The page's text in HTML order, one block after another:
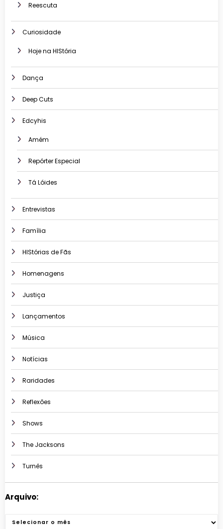
Reescuta
Curiosidade
Hoje na HIStória
Dança
Deep Cuts
Edcyhis
Amém
Repórter Especial
Tá Lóides
Entrevistas
Família
HIStórias de Fãs
Homenagens
Justiça
Lançamentos
Música
Notícias
Raridades
Reflexões
Shows
The Jacksons
Turnês
Arquivo:
Arquivos